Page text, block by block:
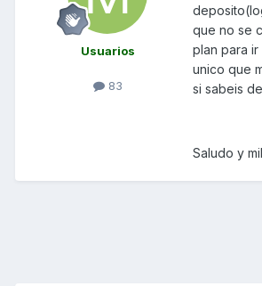
Usuarios
83
que no se
plan para
unico que
si sabeis
Saludo y